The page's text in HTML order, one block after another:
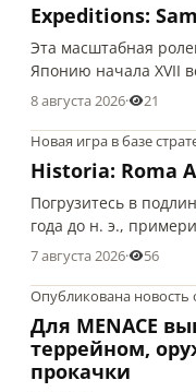
Expeditions:
Эта масштабная
Японию начала XVII
8 августа 2026· 21
Новая игра в базе
Historia: Roma
Погрузитесь в
года до н. э.,
7 августа 2026· 56
Опубликована новость
Для MENACE
террейном,
прокачки